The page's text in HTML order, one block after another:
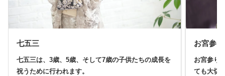
七五三
七五三は、3歳、5歳、そして7歳の子供たちの成長を
祝うために行われます。
お宮参り
お宮参り
ても大切